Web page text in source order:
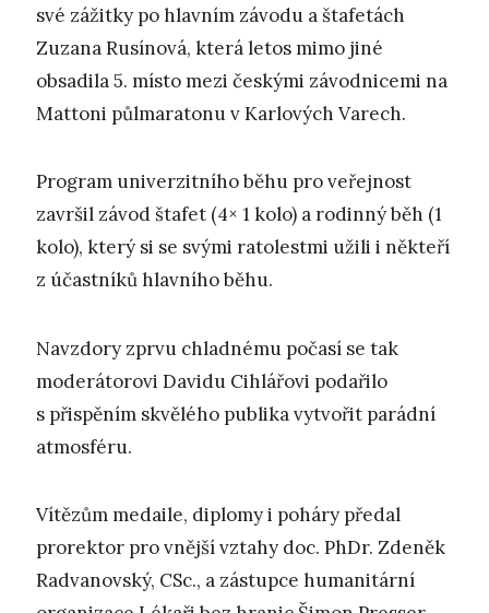
své zážitky po hlavním závodu a štafetách
Zuzana Rusínová, která letos mimo jiné
obsadila 5. místo mezi českými závodnicemi na
Mattoni půlmaratonu v Karlových Varech.
Program univerzitního běhu pro veřejnost
završil závod štafet (4× 1 kolo) a rodinný běh (1
kolo), který si se svými ratolestmi užili i někteří
z účastníků hlavního běhu.
Navzdory zprvu chladnému počasí se tak
moderátorovi Davidu Cihlářovi podařilo
s přispěním skvělého publika vytvořit parádní
atmosféru.
Vítězům medaile, diplomy i poháry předal
prorektor pro vnější vztahy doc. PhDr. Zdeněk
Radvanovský, CSc., a zástupce humanitární